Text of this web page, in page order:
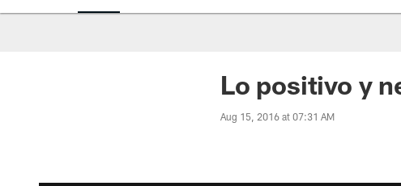
Lo positivo y
Aug 15, 2016 at 07:31 AM